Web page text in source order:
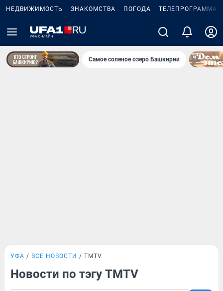
НЕДВИЖИМОСТЬ ЗНАКОМСТВА ПОГОДА ТЕЛЕПРОГРАММА
Самое соленое озеро Башкирии
УФА ВСЕ НОВОСТИ TMTV
Новости по тэгу TMTV